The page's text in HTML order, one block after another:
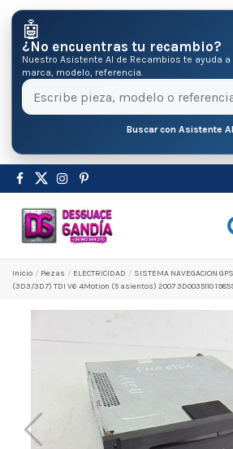
🤖
¿No encuentras tu recambio?
Nuestro Asistente AI de Recambios te ayuda
marca, modelo, referencia.
Buscar con Asistente AI
Inicio Pіezas ELECTRICIDAD
SISTEMA NAVEGACION
(3D3/3D7) TDI V6 4Motion (5 asientos) 2007 3D0035110